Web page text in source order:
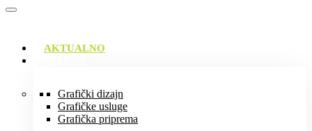
AKTUALNO
Grafički dizajn
Grafičke usluge
Grafička priprema